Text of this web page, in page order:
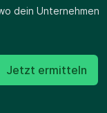
dein Unternehmen
Jetzt ermitteln